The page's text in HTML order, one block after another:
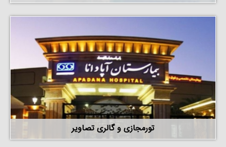
تورمجازی و گالری تصاویر